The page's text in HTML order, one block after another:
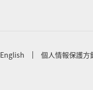
English 個人情報保護方